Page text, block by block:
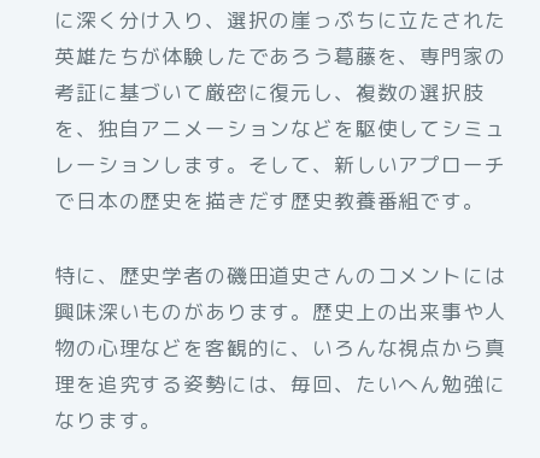
に深く分け入り、選択の崖っぷちに立たされた
英雄たちが体験したであろう葛藤を、専門家の
考証に基づいて厳密に復元し、複数の選択肢
を、独自アニメーションなどを駆使してシミュ
レーションします。そして、新しいアプローチ
で日本の歴史を描きだす歴史教養番組です。
特に、歴史学者の磯田道史さんのコメントには
興味深いものがあります。歴史上の出来事や人
物の心理などを客観的に、いろんな視点から真
理を追究する姿勢には、毎回、たいへん勉強に
なります。